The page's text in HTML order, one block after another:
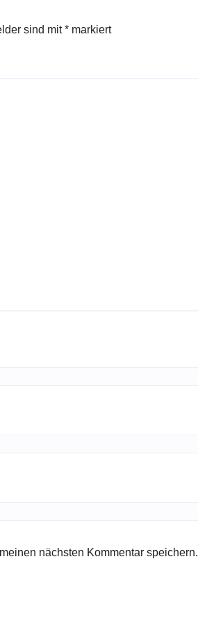
sind mit* markiert
nächsten Kommentar speichern.